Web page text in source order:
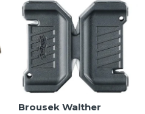
Brousek Walther